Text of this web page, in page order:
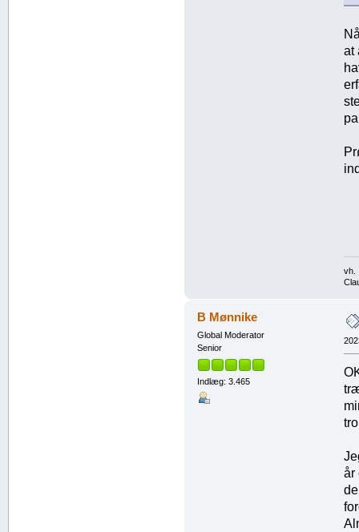
at
vh.
B Mønnike
Global Moderator
Senior
Indlæg: 3.465
år